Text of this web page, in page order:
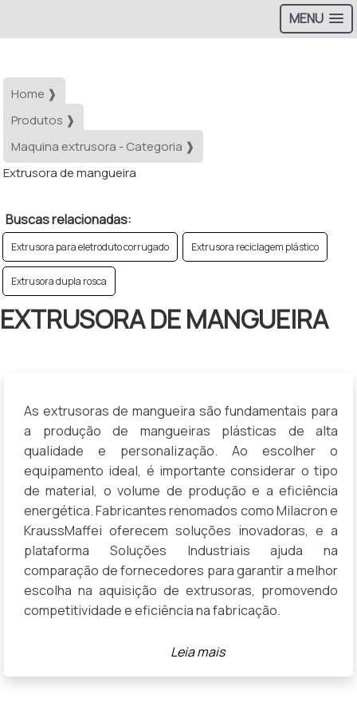
MENU
Home ❱
Produtos ❱
Maquina extrusora - Categoria ❱
Extrusora de mangueira
Buscas relacionadas:
Extrusora para eletroduto corrugado Extrusora reciclagem plástico
Extrusora dupla rosca
EXTRUSORA DE MANGUEIRA
As extrusoras de mangueira são fundamentais para
a produção de mangueiras plásticas de alta
qualidade e personalização. Ao escolher o
equipamento ideal, é importante considerar o tipo
de material, o volume de produção e a eficiência
energética. Fabricantes renomados como Milacron e
KraussMaffei oferecem soluções inovadoras, e a
plataforma Soluções Industriais ajuda na
comparação de fornecedores para garantir a melhor
escolha na aquisição de extrusoras, promovendo
competitividade e eficiência na fabricação.